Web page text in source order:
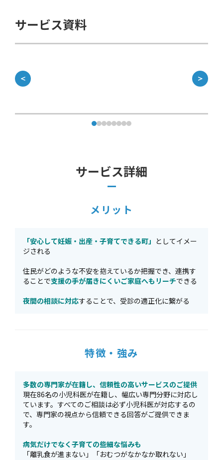
サービス資料
＜ ＞
サービス詳細
メリット
「安心して妊娠・出産・子育てできる町」 としてイメー
ジされる
住民がどのような不安を抱えているか把握でき、連携す
ることで支援の手が届きにくいご家庭へもリーチできる
夜間の相談に対応することで、受診の適正化に繋がる
特徴・強み
多数の専門家が在籍し、信頼性の高いサービスのご提供
現在86名の小児科医が在籍し、幅広い専門分野に対応し
ています。すべてのご相談は必ず小児科医が対応するの
で、専門家の視点から信頼できる回答がご提供できま
す。
病気だけでなく子育ての些細な悩みも
「離乳食が進まない」「おむつがなかなか取れない」